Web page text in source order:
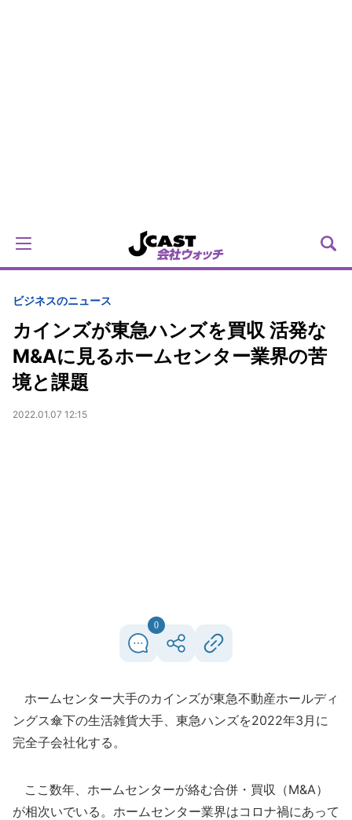
ビジネスのニュース
カインズが東急ハンズを買収 活発な
M&Aに見るホームセンター業界の苦
境と課題
2022.01.07 12:15
0
ホームセンター大手のカインズが東急不動産ホールディ
ングス傘下の生活雑貨大手、東急ハンズを2022年3月に
完全子会社化する。
ここ数年、ホームセンターが絡む合併・買収（M&A）
が相次いでいる。ホームセンター業界はコロナ禍にあって